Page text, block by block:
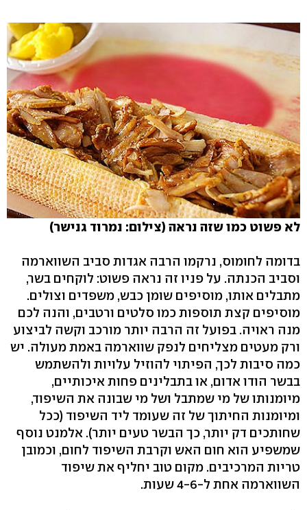
לא פשוט כמו שזה נראה (צילום: נמרוד גנישר)
בדומה לחומוס, נרקמו הרבה אגדות סביב השווארמה
וסביב הכנתה. על פניו זה נראה פשוט: לוקחים בשר,
מתבלים אותו, מוסיפים שומן כבש, משפדים וצולים.
מוסיפים קצת תוספות כמו סלטים ורטבים, והנה לכם
מנה ראויה. בפועל זה הרבה יותר מורכב וקשה לביצוע
ורק מעטים מצליחים לנפק שווארמה באמת מעולה. יש
כמה סיבות לכך, הפיתוי להוזיל עלויות ולהשתמש
בבשר הודו אדום, או בתבלינים פחות איכותיים,
מיומנותו של מי שמתבל ושל מי שבונה את השיפוד,
ומיומנות החיתוך של זה שעומד ליד השיפוד (ככל
שחותכים דק יותר, כך הבשר טעים יותר). אלמנט נוסף
שמשפיע הוא חום האש וקרבת השיפוד לחום, וכמובן
טריות המרכיבים. מקום טוב יחליף את שיפוד
השווארמה אחת ל-4-6 שעות.